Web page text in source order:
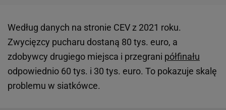
Według danych na stronie CEV z 2021 roku.
Zwycięzcy pucharu dostaną 80 tys. euro, a
zdobywcy drugiego miejsca i przegrani półfinału
odpowiednio 60 tys. i 30 tys. euro. To pokazuje skalę
problemu w siatkówce.